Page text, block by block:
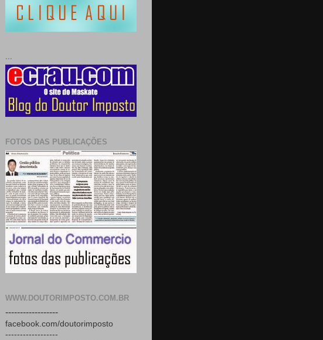
...
FOTOS DAS PUBLICAÇÕES
WWW.DOUTORIMPOSTO.COM.BR
------------------
facebook.com/doutorimposto
------------------